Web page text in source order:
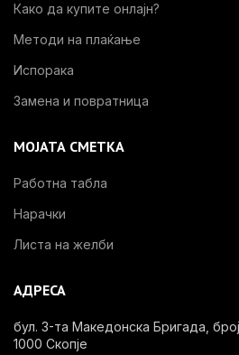
Како да купите онлајн?
Методи на плаќање
Испорака
Замена и повратница
МОЈАТА СМЕТКА
Работна табла
Нарачки
Листа на желби
АДРЕСА
бул. 3-та Македонска Бригада,
1000 Скопје